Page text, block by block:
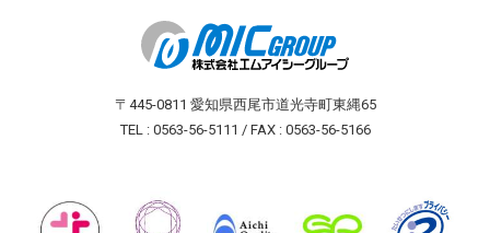
〒445-0811 愛知県西尾市道光寺町東縄65
TEL : 0563-56-5111 / FAX : 0563-56-5166